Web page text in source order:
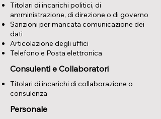
Titolari di incarichi politici, di
amministrazione, di direzione o di governo
Sanzioni per mancata comunicazione dei
dati
Articolazione degli uffici
Telefono e Posta elettronica
Consulenti e Collaboratori
Titolari di incarichi di collaborazione o
consulenza
Personale